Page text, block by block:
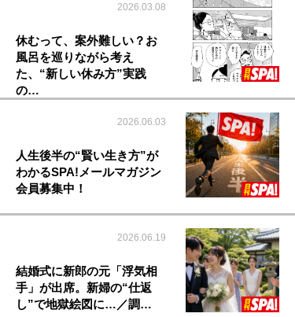
2026.03.08
休むって、案外難しい？お
風呂を巡りながら考え
た、“新しい休み方”実践
の…
2026.06.03
人生後半の“賢い生き方”が
わかるSPA!メールマガジン
会員募集中！
2026.06.19
結婚式に新郎の元「浮気相
手」が出席。新婦の“仕返
し”で地獄絵図に…／調…